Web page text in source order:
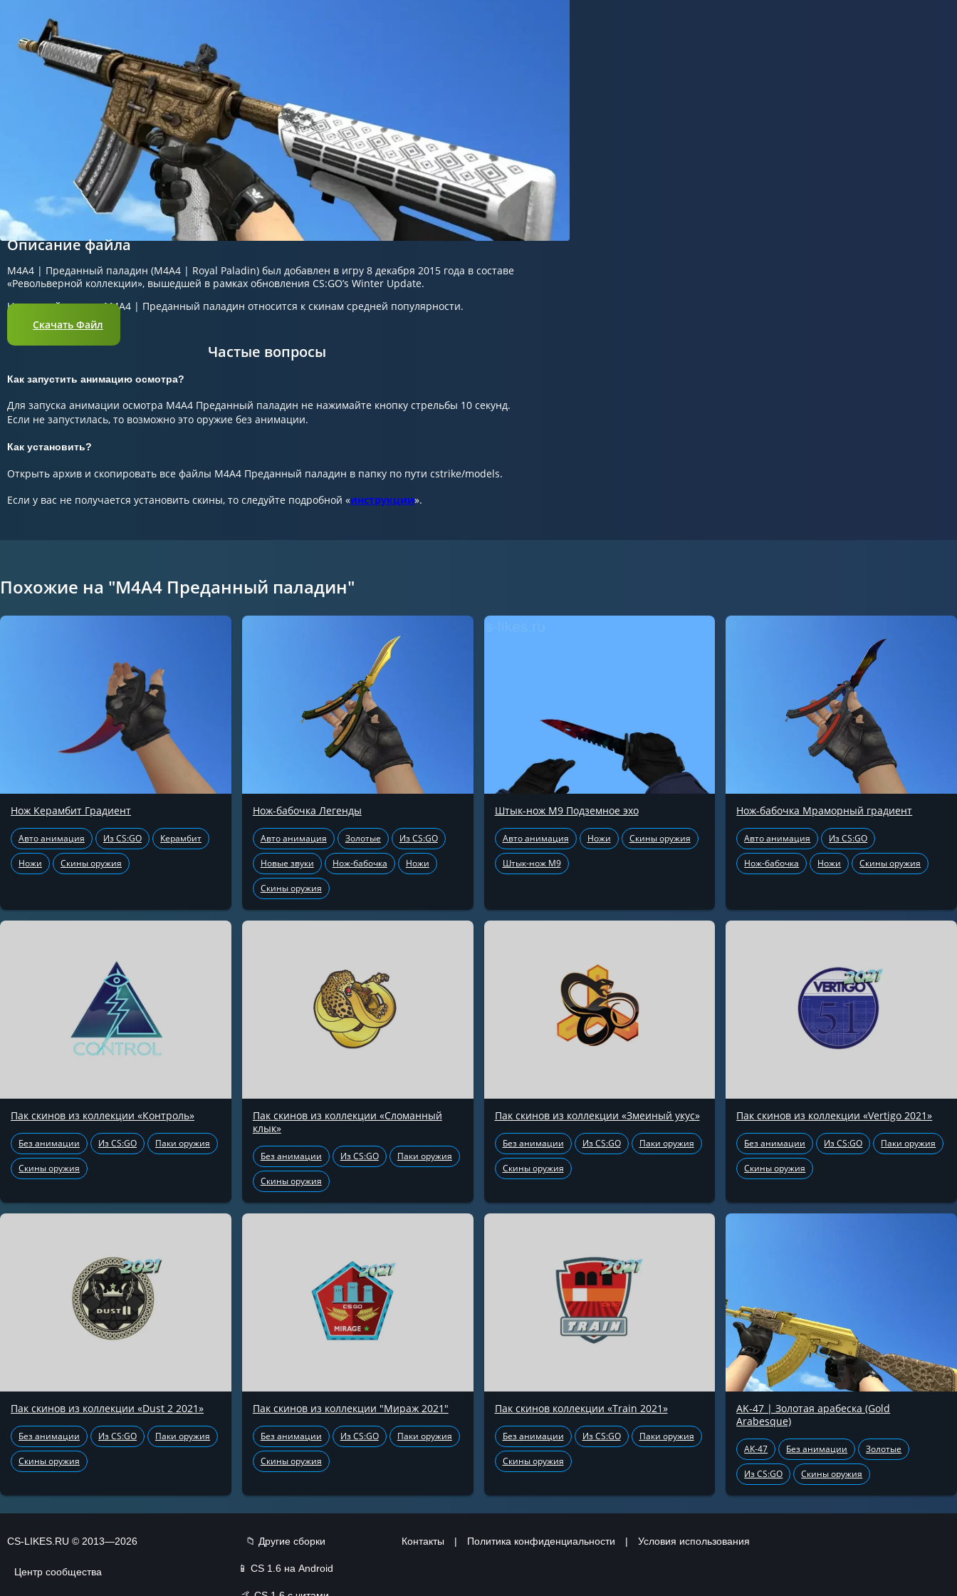
Описание файла
M4A4 | Преданный паладин (M4A4 | Royal Paladin) был добавлен в игру 8 декабря 2015 года в составе
«Револьверной коллекции», вышедшей в рамках обновления CS:GO’s Winter Update.
На данный момент M4A4 | Преданный паладин относится к скинам средней популярности.
Скачать Файл
Частые вопросы
Как запустить анимацию осмотра?
Для запуска анимации осмотра M4A4 Преданный паладин не нажимайте кнопку стрельбы 10 секунд.
Если не запустилась, то возможно это оружие без анимации.
Как установить?
Открыть архив и скопировать все файлы M4A4 Преданный паладин в папку по пути cstrike/models.
Если у вас не получается установить скины, то следуйте подробной «инструкции».
Похожие на "M4A4 Преданный паладин"
Нож Керамбит Градиент
Авто анимация Из CS:GO Керамбит
Ножи Скины оружия
Нож-бабочка Легенды
Авто анимация Золотые Из CS:GO
Новые звуки Нож-бабочка Ножи
Скины оружия
Штык-нож М9 Подземное эхо
Авто анимация Ножи Скины оружия
Штык-нож М9
Нож-бабочка Мраморный градиент
Авто анимация Из CS:GO
Нож-бабочка Ножи Скины оружия
Пак скинов из коллекции «Контроль»
Без анимации Из CS:GO Паки оружия
Скины оружия
Пак скинов из коллекции «Сломанный
клык»
Без анимации Из CS:GO Паки оружия
Скины оружия
Пак скинов из коллекции «Змеиный укус»
Без анимации Из CS:GO Паки оружия
Скины оружия
Пак скинов из коллекции «Vertigo 2021»
Без анимации Из CS:GO Паки оружия
Скины оружия
Пак скинов из коллекции «Dust 2 2021»
Без анимации Из CS:GO Паки оружия
Скины оружия
Пак скинов из коллекции "Мираж 2021"
Без анимации Из CS:GO Паки оружия
Скины оружия
Пак скинов коллекции «Train 2021»
Без анимации Из CS:GO Паки оружия
Скины оружия
AK-47 | Золотая арабеска (Gold
Arabesque)
АК-47 Без анимации Золотые
Из CS:GO Скины оружия
CS-LIKES.RU © 2013—2026
Центр сообщества
📁 Другие сборки
📱 CS 1.6 на Android
Контакты | Политика конфиденциальности | Условия использования